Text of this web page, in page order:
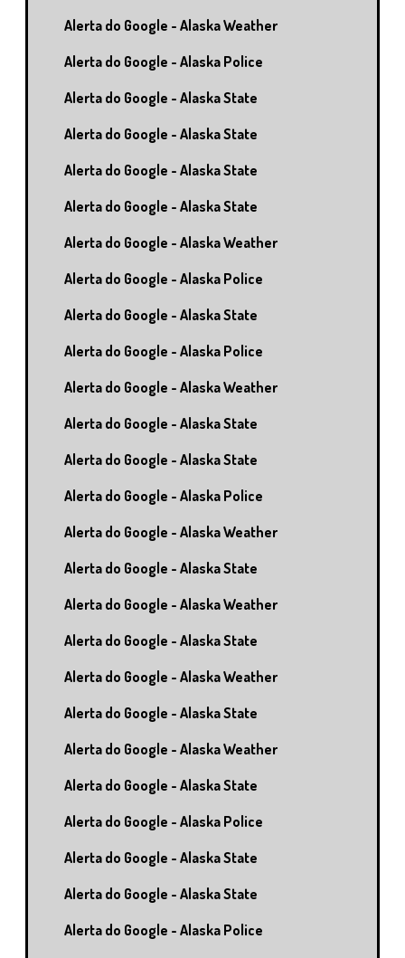
Alerta do Google - Alaska Weather
Alerta do Google - Alaska Police
Alerta do Google - Alaska State
Alerta do Google - Alaska State
Alerta do Google - Alaska State
Alerta do Google - Alaska State
Alerta do Google - Alaska Weather
Alerta do Google - Alaska Police
Alerta do Google - Alaska State
Alerta do Google - Alaska Police
Alerta do Google - Alaska Weather
Alerta do Google - Alaska State
Alerta do Google - Alaska State
Alerta do Google - Alaska Police
Alerta do Google - Alaska Weather
Alerta do Google - Alaska State
Alerta do Google - Alaska Weather
Alerta do Google - Alaska State
Alerta do Google - Alaska Weather
Alerta do Google - Alaska State
Alerta do Google - Alaska Weather
Alerta do Google - Alaska State
Alerta do Google - Alaska Police
Alerta do Google - Alaska State
Alerta do Google - Alaska State
Alerta do Google - Alaska Police